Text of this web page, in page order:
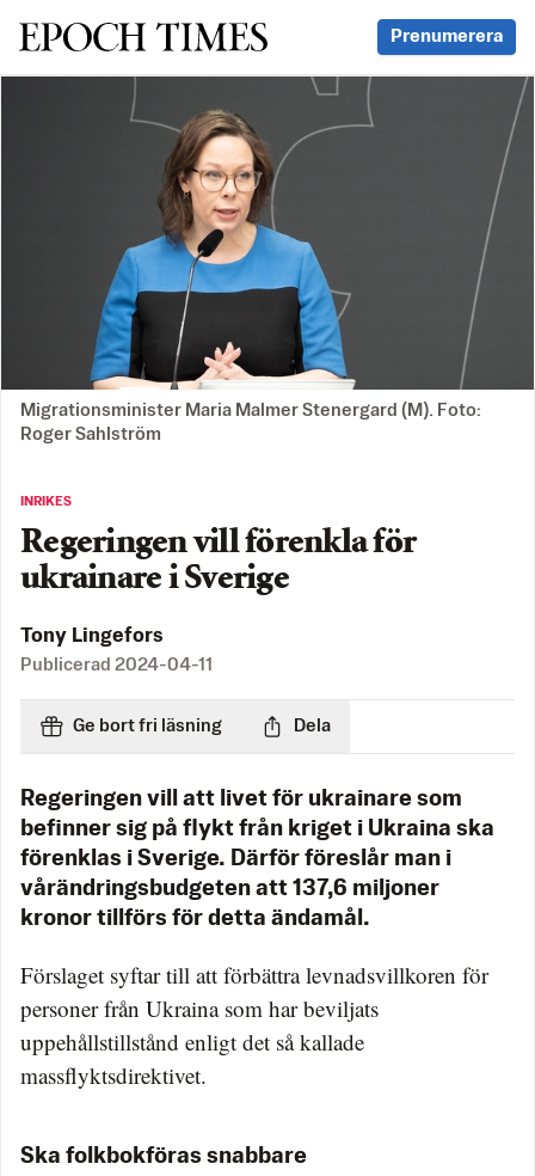
Svenska Epoch Times Prenumerera
Migrationsminister Maria Malmer Stenergard (M). Foto:
Roger Sahlström
INRIKES
Regeringen vill förenkla för
ukrainare i Sverige
Tony Lingefors
Publicerad 2024-04-11
Ge bort fri läsning Dela
Regeringen vill att livet för ukrainare som
befinner sig på flykt från kriget i Ukraina ska
förenklas i Sverige. Därför föreslår man i
vårändringsbudgeten att 137,6 miljoner
kronor tillförs för detta ändamål.
Förslaget syftar till att förbättra levnadsvillkoren för
personer från Ukraina som har beviljats
uppehållstillstånd enligt det så kallade
massflyktsdirektivet.
Ska folkbokföras snabbare